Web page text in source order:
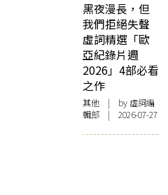
黑夜漫長，但
我們拒絕失聲
虛詞精選「歐
亞紀錄片週
2026」4部必看
之作
其他 | by 虛詞編
輯部 | 2026-07-27